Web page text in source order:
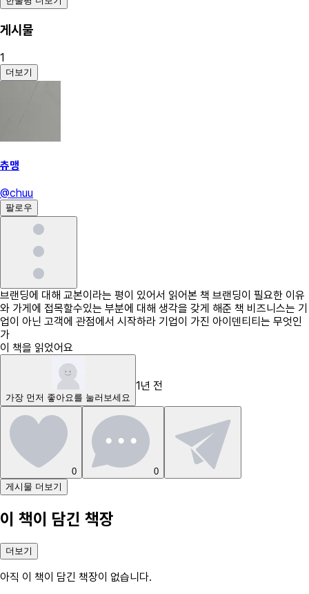
게시물
1
더보기
츄맹
@chuu
팔로우
브랜딩에 대해 교본이라는 평이 있어서 읽어본 책 브랜딩이 필요한 이유
와 가게에 접목할수있는 부분에 대해 생각을 갖게 해준 책 비즈니스는 기
업이 아닌 고객에 관점에서 시작하라 기업이 가진 아이덴티티는 무엇인
가
이 책을 읽었어요
가장 먼저 좋아요를 눌러보세요
1년 전
0
0
게시물 더보기
이 책이 담긴 책장
더보기
아직 이 책이 담긴 책장이 없습니다.